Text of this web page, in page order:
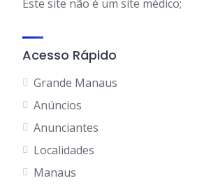
Este site não é um site médico;
Acesso Rápido
Grande Manaus
Anúncios
Anunciantes
Localidades
Manaus